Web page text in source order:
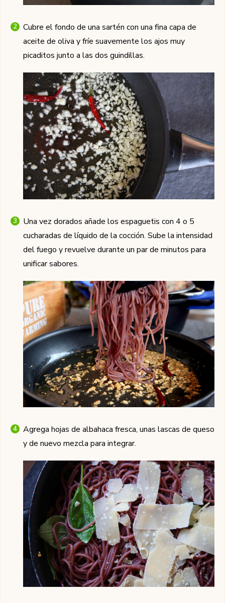
Cubre el fondo de una sartén con una fina capa de
aceite de oliva y fríe suavemente los ajos muy
picaditos junto a las dos guindillas.
Una vez dorados añade los espaguetis con 4 o 5
cucharadas de líquido de la cocción. Sube la intensidad
del fuego y revuelve durante un par de minutos para
unificar sabores.
Agrega hojas de albahaca fresca, unas lascas de queso
y de nuevo mezcla para integrar.